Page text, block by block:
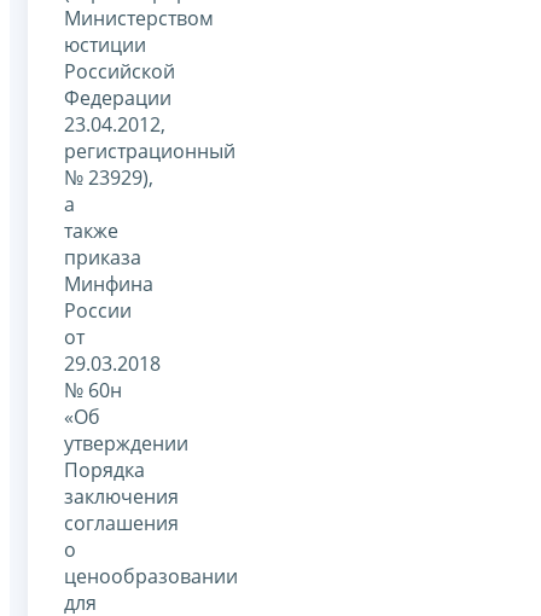
Министерством
юстиции
Российской
Федерации
23.04.2012,
регистрационный
№ 23929),
а
также
приказа
Минфина
России
от
29.03.2018
№ 60н
«Об
утверждении
Порядка
заключения
соглашения
о
ценообразовании
для